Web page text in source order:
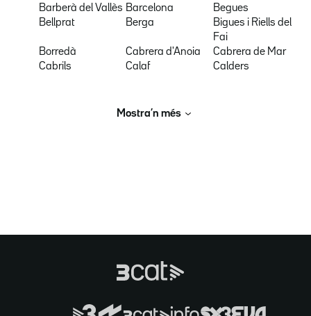
Barberà del Vallès Barcelona
Begues
Bellprat
Berga
Bigues i Riells del
Fai
Borredà
Cabrera d'Anoia
Cabrera de Mar
Cabrils
Calaf Calders
Mostra’n més